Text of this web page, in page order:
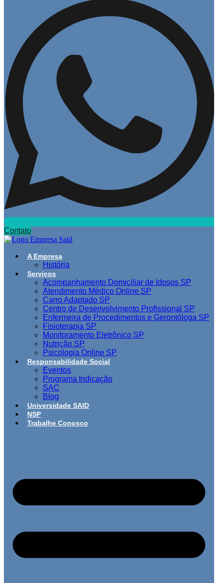
Contato
A Empresa
História
Serviços
Acompanhamento Domiciliar de Idosos SP
Atendimento Médico Online SP
Carro Adaptado SP
Centro de Desenvolvimento Profissional SP
Enfermeira de Procedimentos e Gerontóloga SP
Fisioterapia SP
Monitoramento Eletrônico SP
Nutrição SP
Psicologia Online SP
Responsabilidade Social
Eventos
Programa Indicação
SAC
Blog
Universidade SAID
NSP
Trabalhe Conosco